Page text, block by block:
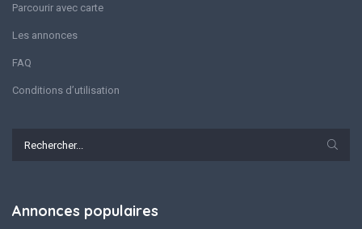
Parcourir avec carte
Les annonces
FAQ
Conditions d’utilisation
Annonces populaires